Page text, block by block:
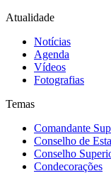
Atualidade
Notícias
Agenda
Vídeos
Fotografias
Temas
Comandante
Conselho de
Conselho
Condecorações